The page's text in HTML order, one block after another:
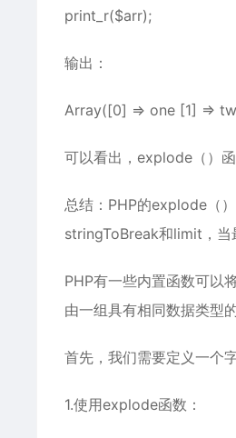
print_r($arr);
输出：
Array([0] => one [1] =>
可以看出，explode（）
总结：PHP的explode（
stringToBreak和limit，当
PHP有一些内置函数可以
由一组具有相同数据类型
首先，我们需要定义一个
1.使用explode函数：